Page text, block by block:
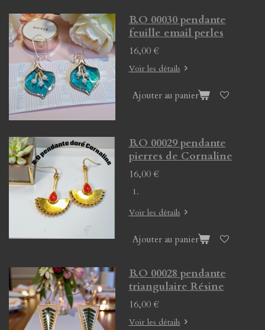
B.O 00030 pendante
feuille email perles
16,00 €
Voir les détails
Ajouter au panier
B.O 00029 pendante
pierres de Cornaline
16,00 €
Voir les détails
Ajouter au panier
B.O 00028 pendante
triangulaire Résine
16,00 €
Voir les détails